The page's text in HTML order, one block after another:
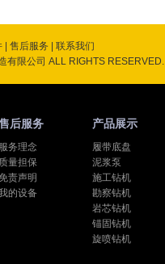
售后服务
联系我们
有限公司 ALL RIGHTS RESERVED.
后服务
服务理念
质量担保
责声明
的设备
产品展示
履带底盘
泥浆泵
施工钻机
勘察钻机
岩芯钻机
锚固钻机
旋喷钻机